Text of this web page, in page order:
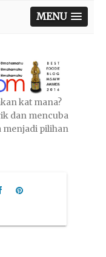
MENU
kat mana?
dan mencuba
menjadi pilihan